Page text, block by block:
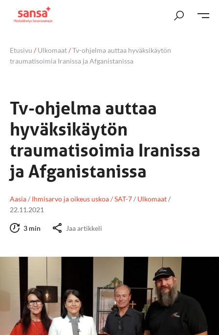
Etusivu /Ulkomaat/Tv-ohjelma auttaa hyväksikäytön
traumatisoimia Iranissa ja Afganistanissa
Tv-ohjelma auttaa
hyväksikäytön
traumatisoimia Iranissa
ja Afganistanissa
Aasia/ Ihmisarvo ja oikeus uskoa/SAT-7/ Ulkomaat/
22.11.2021
3 min Jaa artikkeli